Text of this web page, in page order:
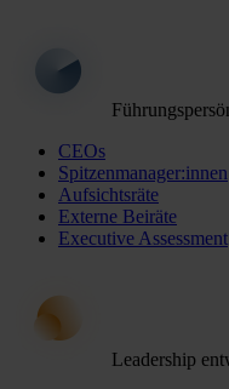
CEOs
Spitzenmanager:innen
Aufsichtsräte
Externe Beiräte
Executive Assessment
Leadership